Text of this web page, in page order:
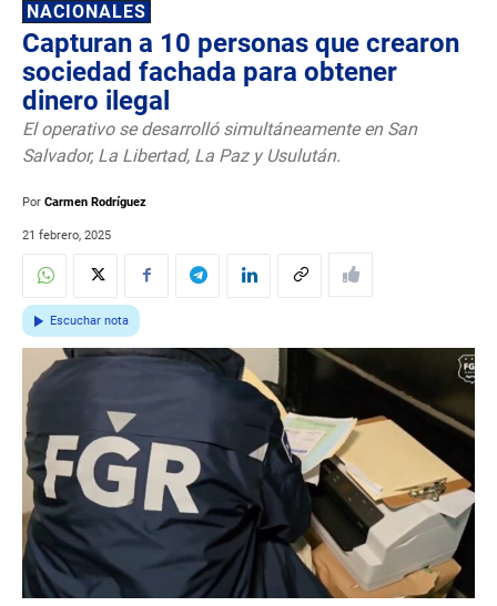
NACIONALES
Capturan a 10 personas que crearon
sociedad fachada para obtener
dinero ilegal
El operativo se desarrolló simultáneamente en San
Salvador, La Libertad, La Paz y Usulután.
Por Carmen Rodríguez
21 febrero, 2025
Escuchar nota